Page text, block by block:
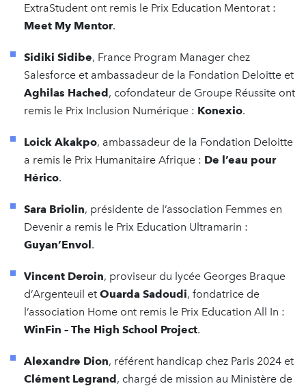
ExtraStudent ont remis le Prix Education Mentorat :
Meet My Mentor.
Sidiki Sidibe, France Program Manager chez
Salesforce et ambassadeur de la Fondation Deloitte et
Aghilas Hached, cofondateur de Groupe Réussite ont
remis le Prix Inclusion Numérique : Konexio.
Loick Akakpo, ambassadeur de la Fondation Deloitte
a remis le Prix Humanitaire Afrique : De l’eau pour
Hérico.
Sara Briolin, présidente de l’association Femmes en
Devenir a remis le Prix Education Ultramarin :
Guyan’Envol.
Vincent Deroin, proviseur du lycée Georges Braque
d’Argenteuil et Ouarda Sadoudi, fondatrice de
l’association Home ont remis le Prix Education All In :
WinFin – The High School Project.
Alexandre Dion, référent handicap chez Paris 2024 et
Clément Legrand, chargé de mission au Ministère de